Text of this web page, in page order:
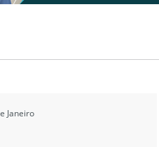
Janeiro